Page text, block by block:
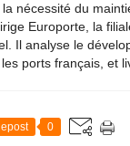
nécessité du
Europorte, la
Il analyse le
ports français, et
0